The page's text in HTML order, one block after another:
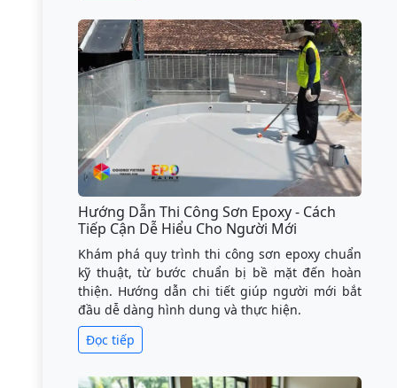
Hướng Dẫn Thi Công Sơn Epoxy - Cách
Tiếp Cận Dễ Hiểu Cho Người Mới
Khám phá quy trình thi công sơn epoxy chuẩn
kỹ thuật, từ bước chuẩn bị bề mặt đến hoàn
thiện. Hướng dẫn chi tiết giúp người mới bắt
đầu dễ dàng hình dung và thực hiện.
Đọc tiếp